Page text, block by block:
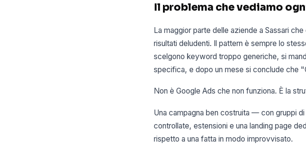
Il problema che vediamo
La maggior parte delle aziende a Sassari
risultati deludenti. Il pattern è sempre lo
scelgono keyword troppo generiche, si
specifica, e dopo un mese si conclude che
Non è Google Ads che non funziona. È la
Una campagna ben costruita — con gruppi
controllate, estensioni e una landing page
rispetto a una fatta in modo improvvisato.